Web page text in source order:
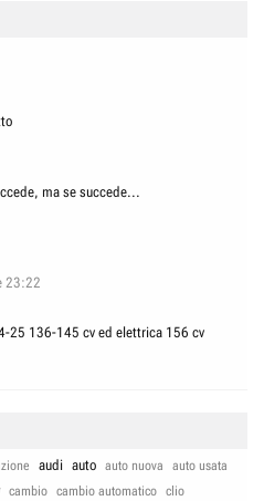
ma se succede...
23:22
25 136-145 cv ed elettrica 156 cv
audi auto auto nuova
auto usata
cambio cambio automatico clio